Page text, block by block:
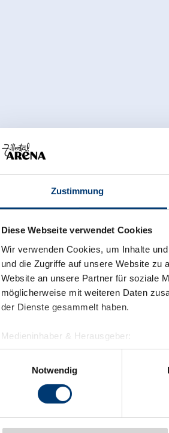
Zustimmung
Diese Webseite verwendet Cookies
Wir verwenden Cookies, um Inhalte
und die Zugriffe auf unsere Website zu
Website an unsere Partner für soziale
möglicherweise mit weiteren Daten
der Dienste gesammelt haben.
Medieninhaber & Herausgeber:
Zeller Bergbahnen Zillertal GmbH &
Rohr 23// A-6280 Zell am Ziller
www.zillertalarena.com
Notwendig
Sign up for the